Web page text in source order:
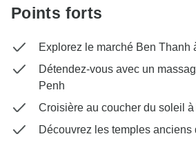
Points forts
Explorez le marché Ben Thanh
Détendez-vous avec un
Penh
Croisière au coucher du soleil
Découvrez les temples